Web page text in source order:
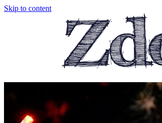
Skip to content